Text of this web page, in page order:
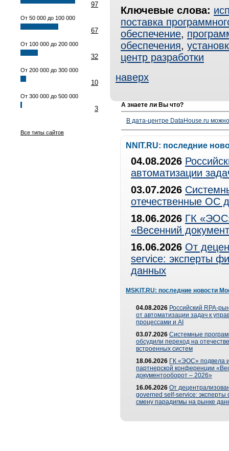
97
От 50 000 до 100 000
67
От 100 000 до 200 000
32
От 200 000 до 300 000
10
От 300 000 до 500 000
3
Все типы сайтов
Ключевые слова:
поставка
обеспечение,
обеспечения,
центр разработки
наверх
А знаете ли Вы что?
В дата-центре DataHouse.ru
NNIT.RU: последние
04.08.2026
автоматизации
03.07.2026
отечественные ОС
18.06.2026 ГК
«Весенний
16.06.2026 От
service: эксперты
данных
MSKIT.RU: последние новости
04.08.2026 Российский RPA-
от автоматизации задач к
процессами и AI
03.07.2026 Системные
обсудили переход на
встроенных систем
18.06.2026 ГК «ЭОС» подвела
партнерской конференции
документооборот – 2026»
16.06.2026 От
governed self-service: эксперты
смену парадигмы на рынке